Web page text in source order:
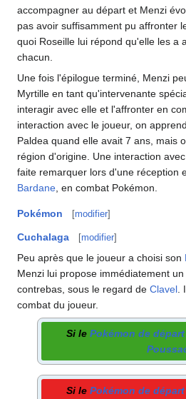
accompagner au départ et Menzi
pas avoir suffisamment pu affronter
quoi Roseille lui répond qu'elle les a
chacun.
Une fois l'épilogue terminé, Menzi
Myrtille en tant qu'intervenante
interagir avec elle et l'affronter en
interaction avec le joueur, on
Paldea quand elle avait 7 ans, mais
région d'origine. Une interaction avec
faite remarquer lors d'une réception
Bardane, en combat Pokémon.
Pokémon [modifier]
Cuchalaga [modifier]
Peu après que le joueur a choisi son
Menzi lui propose immédiatement
contrebas, sous le regard de Clavel
combat du joueur.
Si le Pokémon de départ
Si le Pokémon de départ